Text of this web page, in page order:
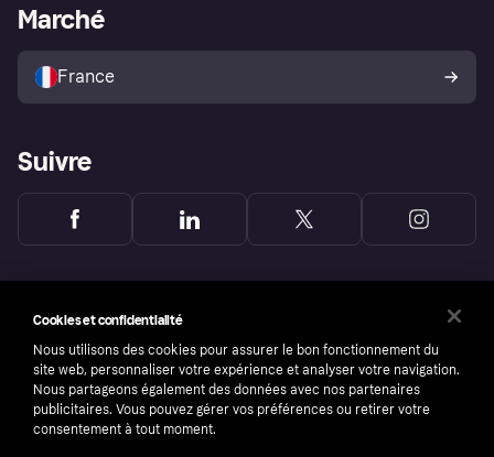
Explorez les magasins
Politique de protection de
l’acheteur Klarna
Portail Marchand
Marché
France
Suivre
Cookies et confidentialité
Nous utilisons des cookies pour assurer le bon fonctionnement du
site web, personnaliser votre expérience et analyser votre navigation.
Nous partageons également des données avec nos partenaires
publicitaires. Vous pouvez gérer vos préférences ou retirer votre
consentement à tout moment.